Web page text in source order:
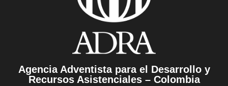
Agencia Adventista para el Desarrollo y
Recursos Asistenciales – Colombia